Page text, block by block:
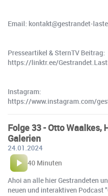
Email: kontakt@gestrandet-
Presseartikel & SternTV Beitrag:
https://linktr.ee/
Instagram:
https://www.instagram.com/
Folge 33 - Otto Waalkes,
Galerien
24.01.2024
40 Minuten
Ahoi an alle hier Gestrandeten
neuen und interaktiven Podcast